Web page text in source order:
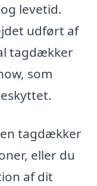
levetid.
udført af
tagdækker
som
tagdækker
eller du
af dit